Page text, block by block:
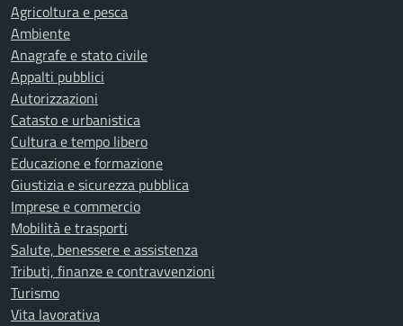
Agricoltura e pesca
Ambiente
Anagrafe e stato civile
Appalti pubblici
Autorizzazioni
Catasto e urbanistica
Cultura e tempo libero
Educazione e formazione
Giustizia e sicurezza pubblica
Imprese e commercio
Mobilità e trasporti
Salute, benessere e assistenza
Tributi, finanze e contravvenzioni
Turismo
Vita lavorativa